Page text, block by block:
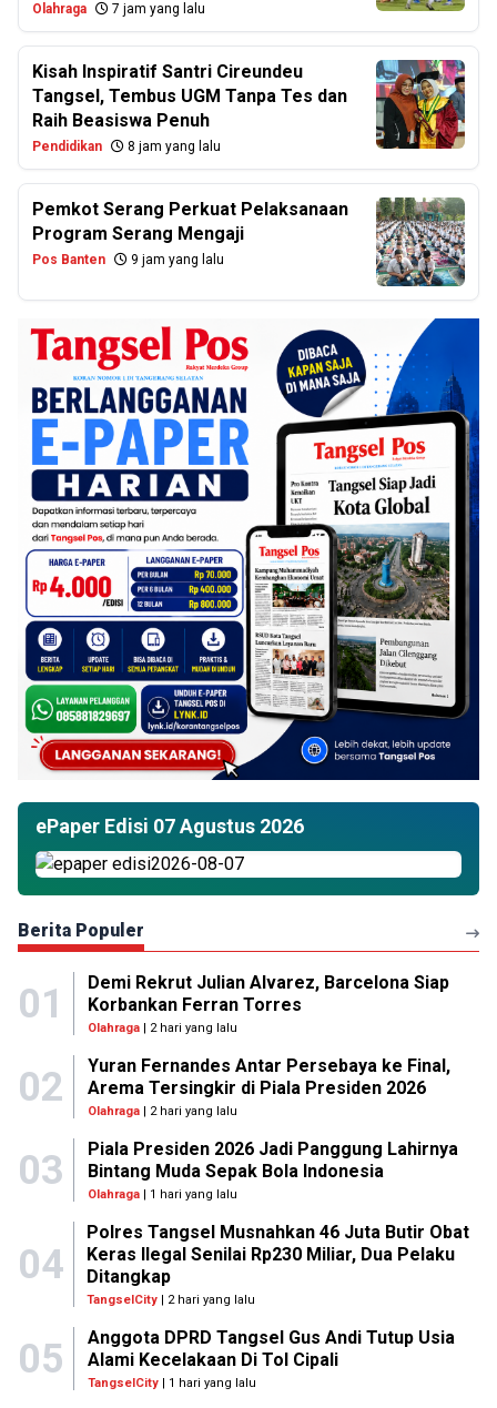
Olahraga 7 jam yang lalu
Kisah Inspiratif Santri Cireundeu
Tangsel, Tembus UGM Tanpa Tes dan
Raih Beasiswa Penuh
Pendidikan 8 jam yang lalu
Pemkot Serang Perkuat Pelaksanaan
Program Serang Mengaji
Pos Banten 9 jam yang lalu
ePaper Edisi 07 Agustus 2026
Berita Populer
01
Demi Rekrut Julian Alvarez, Barcelona Siap
Korbankan Ferran Torres
Olahraga| 2 hari yang lalu
02
Yuran Fernandes Antar Persebaya ke Final,
Arema Tersingkir di Piala Presiden 2026
Olahraga| 2 hari yang lalu
03
Piala Presiden 2026 Jadi Panggung Lahirnya
Bintang Muda Sepak Bola Indonesia
Olahraga| 1 hari yang lalu
04
Polres Tangsel Musnahkan 46 Juta Butir Obat
Keras Ilegal Senilai Rp230 Miliar, Dua Pelaku
Ditangkap
TangselCity | 2 hari yang lalu
05
Anggota DPRD Tangsel Gus Andi Tutup Usia
Alami Kecelakaan Di Tol Cipali
TangselCity| 1 hari yang lalu